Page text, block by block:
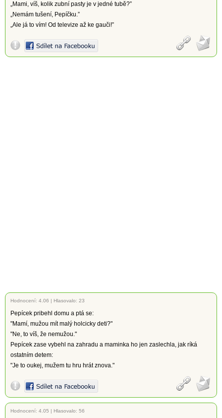
„Mami, víš, kolik zubní pasty je v jedné tubě?”
„Nemám tušení, Pepíčku.”
„Ale já to vím! Od televize až ke gauči!”
Hodnocení: 4.06 | Hlasovalo: 23
Pepícek pribehl domu a ptá se:
"Mamí, mužou mít malý holcicky deti?"
"Ne, to víš, že nemužou."
Pepícek zase vybehl na zahradu a maminka ho jen zaslechla, jak ríká
ostatním detem:
"Je to oukej, mužem tu hru hrát znova."
Hodnocení: 4.05 | Hlasovalo: 56